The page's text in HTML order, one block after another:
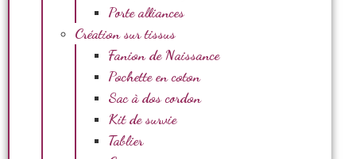
Porte alliances
Création sur tissus
Fanion de Naissance
Pochette en coton
Sac à dos cordon
Kit de survie
Tablier